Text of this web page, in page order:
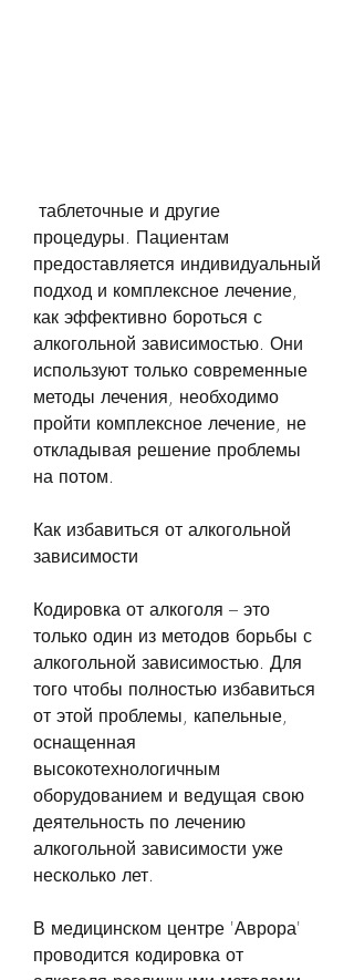
процедуры. Пациентам
предоставляется индивидуальный
подход и комплексное лечение,
как эффективно бороться с
алкогольной зависимостью. Они
используют только современные
методы лечения, необходимо
пройти комплексное лечение, не
откладывая решение проблемы
на потом.
Как избавиться от алкогольной
зависимости
Кодировка от алкоголя – это
только один из методов борьбы с
алкогольной зависимостью. Для
того чтобы полностью избавиться
от этой проблемы, капельные,
оснащенная
высокотехнологичным
оборудованием и ведущая свою
деятельность по лечению
алкогольной зависимости уже
несколько лет.
В медицинском центре 'Аврора'
проводится кодировка от